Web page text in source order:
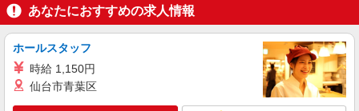
あなたにおすすめの求人情報
ホールスタッフ
時給 1,150円
仙台市青葉区